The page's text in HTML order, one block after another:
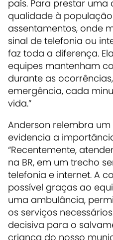
país. Para prestar uma
qualidade à
assentamentos, onde
sinal de telefonia ou
faz toda a diferença.
equipes mantenham
durante as
emergência, cada
vida.”
Anderson relembra
evidencia a
“Recentemente,
na BR, em um trecho
telefonia e internet. A
possível graças ao
uma ambulância,
os serviços
decisiva para o
criança do nosso